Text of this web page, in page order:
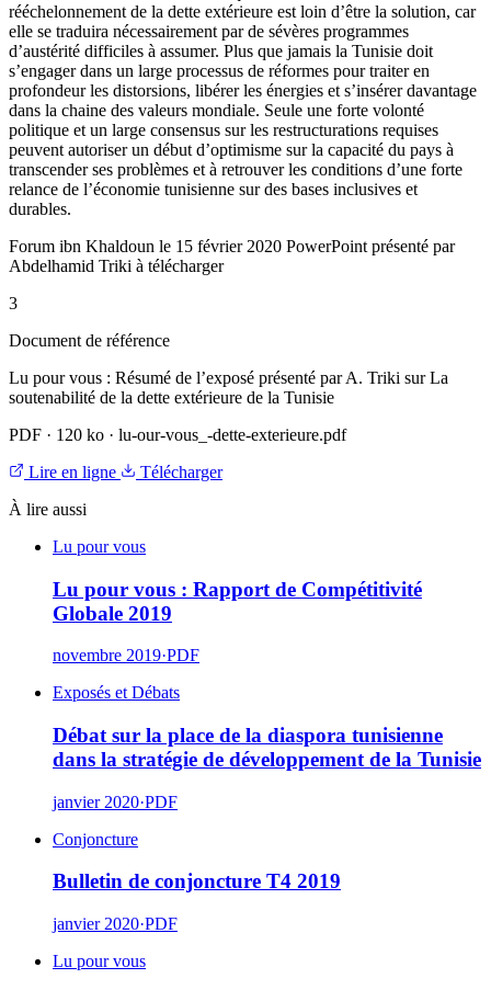
rééchelonnement de la dette extérieure est loin d’être la solution, car
elle se traduira nécessairement par de sévères programmes
d’austérité difficiles à assumer. Plus que jamais la Tunisie doit
s’engager dans un large processus de réformes pour traiter en
profondeur les distorsions, libérer les énergies et s’insérer davantage
dans la chaine des valeurs mondiale. Seule une forte volonté
politique et un large consensus sur les restructurations requises
peuvent autoriser un début d’optimisme sur la capacité du pays à
transcender ses problèmes et à retrouver les conditions d’une forte
relance de l’économie tunisienne sur des bases inclusives et
durables.
Forum ibn Khaldoun le 15 février 2020 PowerPoint présenté par
Abdelhamid Triki à télécharger
3
Document de référence
Lu pour vous : Résumé de l’exposé présenté par A. Triki sur La
soutenabilité de la dette extérieure de la Tunisie
PDF · 120 ko · lu-our-vous_-dette-exterieure.pdf
Lire en ligne
Télécharger
À lire aussi
Lu pour vous
Lu pour vous : Rapport de Compétitivité
Globale 2019
novembre 2019·PDF
Exposés et Débats
Débat sur la place de la diaspora tunisienne
dans la stratégie de développement de la Tunisie
janvier 2020·PDF
Conjoncture
Bulletin de conjoncture T4 2019
janvier 2020·PDF
Lu pour vous